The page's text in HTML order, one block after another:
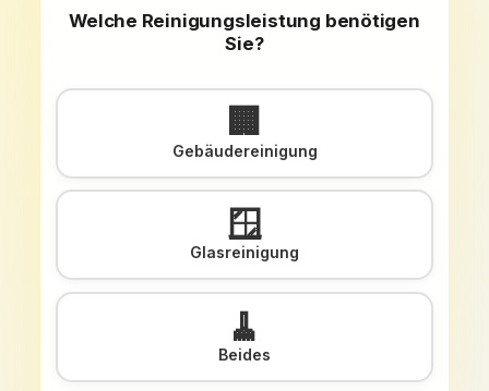
Welche Reinigungsleistung benötigen
Sie?
🏢
Gebäudereinigung
🪟
Glasreinigung
🧹
Beides